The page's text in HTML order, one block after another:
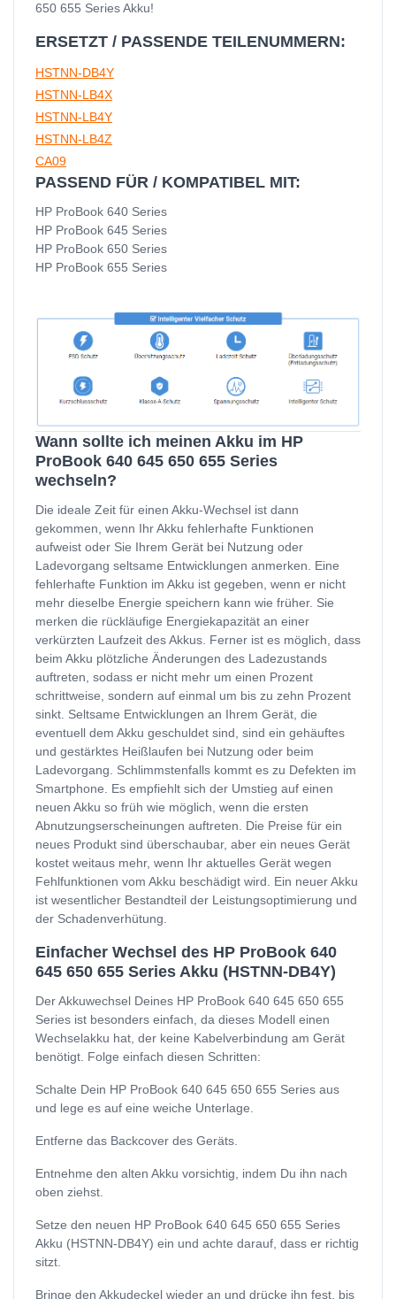
650 655 Series Akku!
ERSETZT / PASSENDE TEILENUMMERN:
HSTNN-DB4Y
HSTNN-LB4X
HSTNN-LB4Y
HSTNN-LB4Z
CA09
PASSEND FÜR / KOMPATIBEL MIT:
HP ProBook 640 Series
HP ProBook 645 Series
HP ProBook 650 Series
HP ProBook 655 Series
Wann sollte ich meinen Akku im HP
ProBook 640 645 650 655 Series
wechseln?
Die ideale Zeit für einen Akku-Wechsel ist dann
gekommen, wenn Ihr Akku fehlerhafte Funktionen
aufweist oder Sie Ihrem Gerät bei Nutzung oder
Ladevorgang seltsame Entwicklungen anmerken. Eine
fehlerhafte Funktion im Akku ist gegeben, wenn er nicht
mehr dieselbe Energie speichern kann wie früher. Sie
merken die rückläufige Energiekapazität an einer
verkürzten Laufzeit des Akkus. Ferner ist es möglich, dass
beim Akku plötzliche Änderungen des Ladezustands
auftreten, sodass er nicht mehr um einen Prozent
schrittweise, sondern auf einmal um bis zu zehn Prozent
sinkt. Seltsame Entwicklungen an Ihrem Gerät, die
eventuell dem Akku geschuldet sind, sind ein gehäuftes
und gestärktes Heißlaufen bei Nutzung oder beim
Ladevorgang. Schlimmstenfalls kommt es zu Defekten im
Smartphone. Es empfiehlt sich der Umstieg auf einen
neuen Akku so früh wie möglich, wenn die ersten
Abnutzungserscheinungen auftreten. Die Preise für ein
neues Produkt sind überschaubar, aber ein neues Gerät
kostet weitaus mehr, wenn Ihr aktuelles Gerät wegen
Fehlfunktionen vom Akku beschädigt wird. Ein neuer Akku
ist wesentlicher Bestandteil der Leistungsoptimierung und
der Schadenverhütung.
Einfacher Wechsel des HP ProBook 640
645 650 655 Series Akku (HSTNN-DB4Y)
Der Akkuwechsel Deines HP ProBook 640 645 650 655
Series ist besonders einfach, da dieses Modell einen
Wechselakku hat, der keine Kabelverbindung am Gerät
benötigt. Folge einfach diesen Schritten:
Schalte Dein HP ProBook 640 645 650 655 Series aus
und lege es auf eine weiche Unterlage.
Entferne das Backcover des Geräts.
Entnehme den alten Akku vorsichtig, indem Du ihn nach
oben ziehst.
Setze den neuen HP ProBook 640 645 650 655 Series
Akku (HSTNN-DB4Y) ein und achte darauf, dass er richtig
sitzt.
Bringe den Akkudeckel wieder an und drücke ihn fest, bis